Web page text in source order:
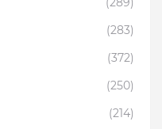
(283)
(372)
(250)
(214)